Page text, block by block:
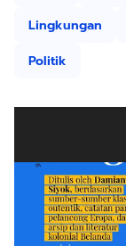
Lingkungan
Politik